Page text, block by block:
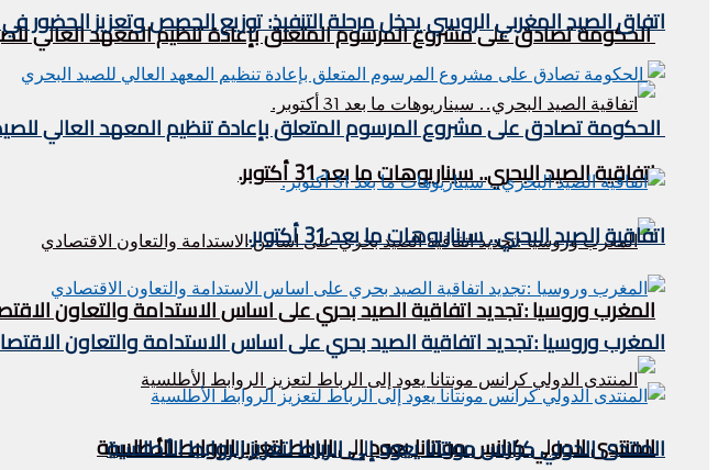
الحكومة تصادق على مشروع المرسوم المتعلق بإعادة تنظيم المعهد العالي
اتفاقية الصيد البحري.. سيناريوهات ما بعد 31 أكتوبر.
المغرب وروسيا :تجديد اتفاقية الصيد بحري على اساس الاستدامة والتعاون
المنتدى الدولي كرانس مونتانا يعود إلى الرباط لتعزيز الروابط الأطلسية
اتفاق الصيد المغربي الروسي يدخل مرحلة التنفيذ: توزيع الحصص وتعزيز الحضور
الحكومة تصادق على مشروع المرسوم المتعلق بإعادة تنظيم المعهد العالي
اتفاقية الصيد البحري.. سيناريوهات ما بعد 31 أكتوبر.
المغرب وروسيا :تجديد اتفاقية الصيد بحري على اساس الاستدامة والتعاون
المنتدى الدولي كرانس مونتانا يعود إلى الرباط لتعزيز الروابط الأطلسية